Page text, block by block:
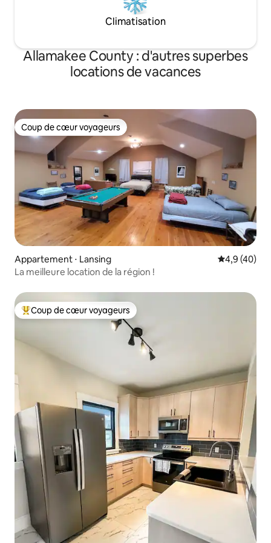
Climatisation
Allamakee County : d'autres superbes
locations de vacances
Coup de cœur voyageurs
Coup de cœur voyageurs
Appartement ⋅ Lansing Évaluation
4,9 (40)
La meilleure location de la région !
Coups de cœur voyageurs les plus appréciés
Coup de cœur voyageurs